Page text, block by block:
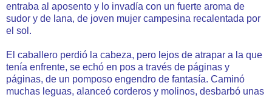
entraba al aposento y lo invadía con un fuerte aroma de
sudor y de lana, de joven mujer campesina recalentada por
el sol.
El caballero perdió la cabeza, pero lejos de atrapar a la que
tenía enfrente, se echó en pos a través de páginas y
páginas, de un pomposo engendro de fantasía. Caminó
muchas leguas, alanceó corderos y molinos, desbarbó unas